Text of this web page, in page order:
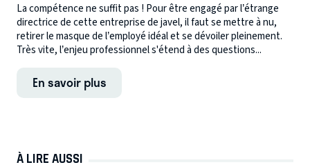
La compétence ne suffit pas ! Pour être engagé par l’étrange
directrice de cette entreprise de javel, il faut se mettre à nu,
retirer le masque de l’employé idéal et se dévoiler pleinement.
Très vite, l’enjeu professionnel s'étend à des questions...
En savoir plus
À LIRE AUSSI